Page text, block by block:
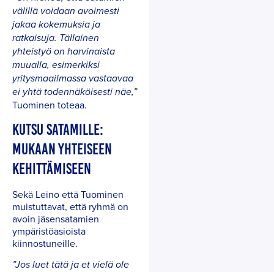
välillä voidaan avoimesti
jakaa kokemuksia ja
ratkaisuja. Tällainen
yhteistyö on harvinaista
muualla, esimerkiksi
yritysmaailmassa vastaavaa
ei yhtä todennäköisesti näe,”
Tuominen toteaa.
KUTSU SATAMILLE:
MUKAAN YHTEISEEN
KEHITTÄMISEEN
Sekä Leino että Tuominen
muistuttavat, että ryhmä on
avoin jäsensatamien
ympäristöasioista
kiinnostuneille.
”Jos luet tätä ja et vielä ole